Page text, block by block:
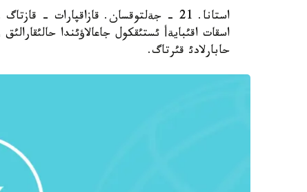
استانا. 21 - جةلتوقسان. قازاقپارات -
اسقات اقئبايةأ ئستئقكول جاعالاؤئندا
حابارلادئ قئرتاگ.